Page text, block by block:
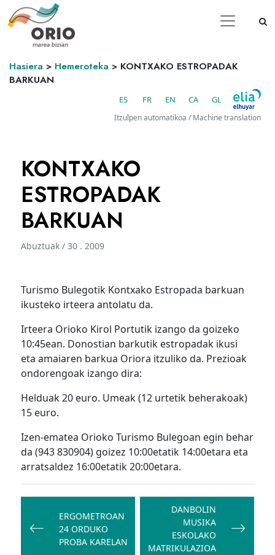
Hasiera > Hemeroteka > KONTXAKO ESTROPADAK
BARKUAN
ES FR EN CA GL
Itzulpen automatikoa / Machine translation
KONTXAKO
ESTROPADAK
BARKUAN
Abuztuak / 30 . 2009
Turismo Bulegotik Kontxako Estropada barkuan
ikusteko irteera antolatu da.
Irteera Orioko Kirol Portutik izango da goizeko
10:45ean. Donostian barkutik estropadak ikusi
eta amaiaren barkua Oriora itzuliko da. Prezioak
ondorengoak izango dira:
Helduak 20 euro. Umeak (12 urtetik beherakoak)
15 euro.
Izen-ematea Orioko Turismo Bulegoan egin behar
da (943 830904) goizez 10:00etatik 14:00etara eta
arratsaldez 16:00etatik 20:00etara.
Bidalketetan
zehar
nabigatu
ERGOMETROAN
24 ORDUKO
PROBA KARELAN
DANBOLIN
MUSIKA
ESKOLAKO
MATRIKULAZIOA